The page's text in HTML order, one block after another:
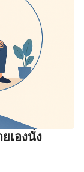
เองนั่ง